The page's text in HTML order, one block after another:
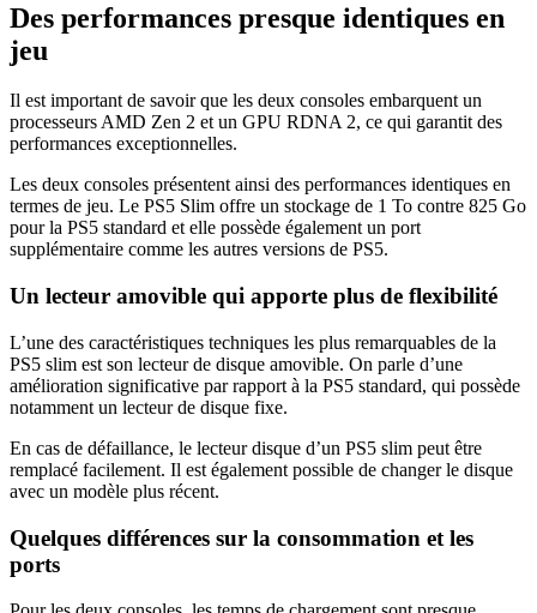
Des performances presque identiques en
jeu
Il est important de savoir que les deux consoles embarquent un
processeurs AMD Zen 2 et un GPU RDNA 2, ce qui garantit des
performances exceptionnelles.
Les deux consoles présentent ainsi des performances identiques en
termes de jeu. Le PS5 Slim offre un stockage de 1 To contre 825 Go
pour la PS5 standard et elle possède également un port
supplémentaire comme les autres versions de PS5.
Un lecteur amovible qui apporte plus de flexibilité
L’une des caractéristiques techniques les plus remarquables de la
PS5 slim est son lecteur de disque amovible. On parle d’une
amélioration significative par rapport à la PS5 standard, qui possède
notamment un lecteur de disque fixe.
En cas de défaillance, le lecteur disque d’un PS5 slim peut être
remplacé facilement. Il est également possible de changer le disque
avec un modèle plus récent.
Quelques différences sur la consommation et les
ports